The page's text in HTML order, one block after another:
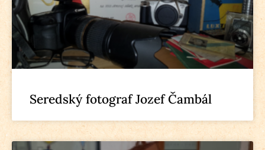
Seredský fotograf Jozef Čambál